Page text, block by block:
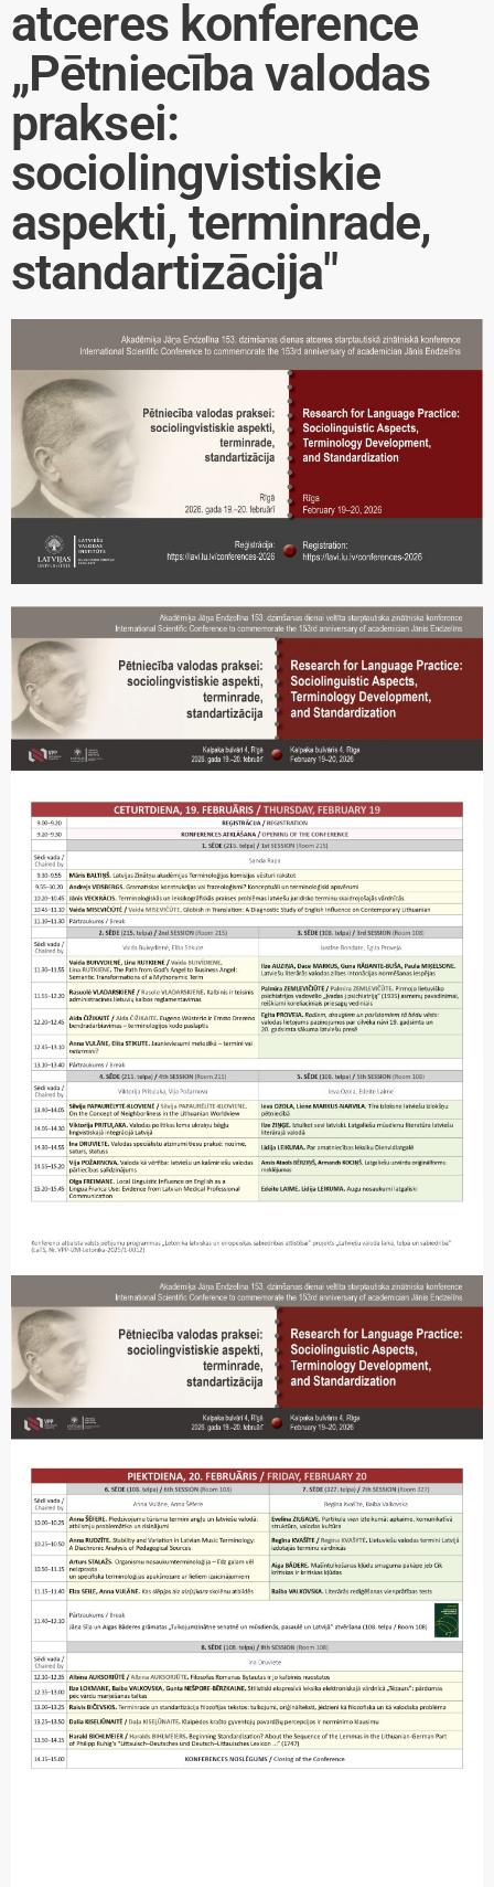
atceres konference
„Pētniecība valodas
praksei:
sociolingvistiskie
aspekti, terminrade,
standartizācija"